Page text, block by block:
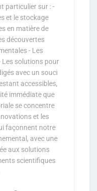
particulier sur : -
et le stockage
en matière de
découvertes
- Les
solutions pour
avec un souci
accessibles,
immédiate que
se concentre
et les
façonnent notre
avec une
aux solutions
scientifiques